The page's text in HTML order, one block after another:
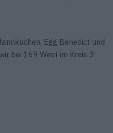
Egg Benedict und
bei 169 West im Kreis 3!